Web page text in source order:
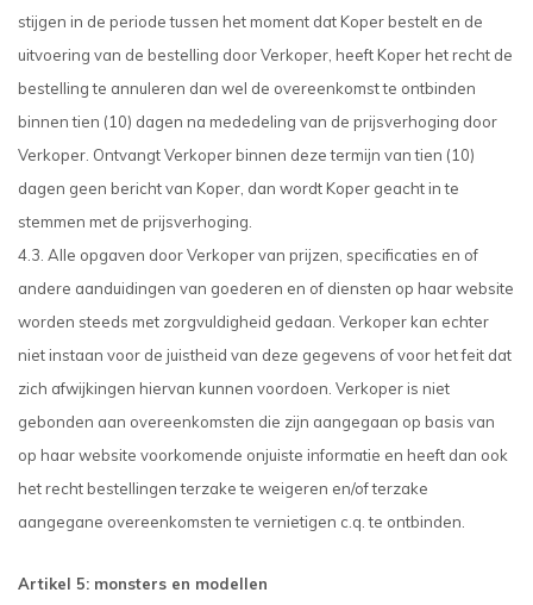
stijgen in de periode tussen het moment dat Koper bestelt en de
uitvoering van de bestelling door Verkoper, heeft Koper het recht de
bestelling te annuleren dan wel de overeenkomst te ontbinden
binnen tien (10) dagen na mededeling van de prijsverhoging door
Verkoper. Ontvangt Verkoper binnen deze termijn van tien (10)
dagen geen bericht van Koper, dan wordt Koper geacht in te
stemmen met de prijsverhoging.
4.3. Alle opgaven door Verkoper van prijzen, specificaties en of
andere aanduidingen van goederen en of diensten op haar website
worden steeds met zorgvuldigheid gedaan. Verkoper kan echter
niet instaan voor de juistheid van deze gegevens of voor het feit dat
zich afwijkingen hiervan kunnen voordoen. Verkoper is niet
gebonden aan overeenkomsten die zijn aangegaan op basis van
op haar website voorkomende onjuiste informatie en heeft dan ook
het recht bestellingen terzake te weigeren en/of terzake
aangegane overeenkomsten te vernietigen c.q. te ontbinden.
Artikel 5: monsters en modellen